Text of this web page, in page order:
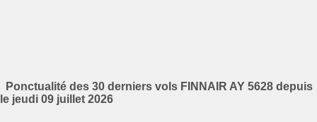
Ponctualité des 30 derniers vols FINNAIR AY 5628 depuis
le jeudi 09 juillet 2026